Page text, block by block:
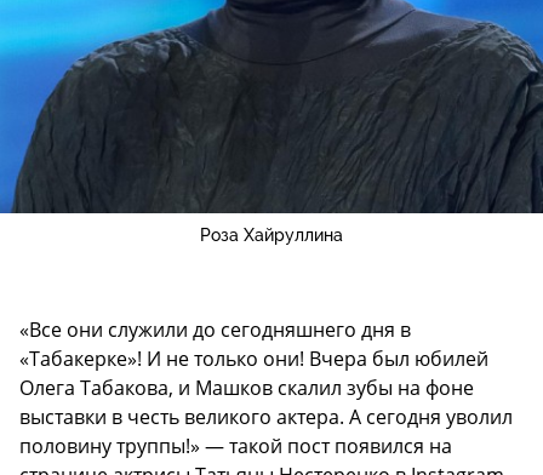
Роза Хайруллина
«Все они служили до сегодняшнего дня в
«Табакерке»! И не только они! Вчера был юбилей
Олега Табакова, и Машков скалил зубы на фоне
выставки в честь великого актера. А сегодня уволил
половину труппы!» — такой пост появился на